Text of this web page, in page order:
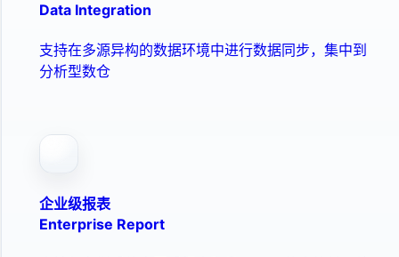
Data Integration
支持在多源异构的数据环境中进行数据同步，集中到
分析型数仓
企业级报表
Enterprise Report